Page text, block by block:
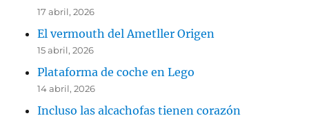
17 abril, 2026
El vermouth del Ametller Origen
15 abril, 2026
Plataforma de coche en Lego
14 abril, 2026
Incluso las alcachofas tienen corazón